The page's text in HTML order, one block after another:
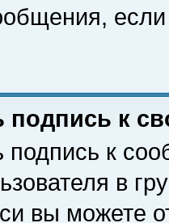
подпись к
подпись к
в
вы можете